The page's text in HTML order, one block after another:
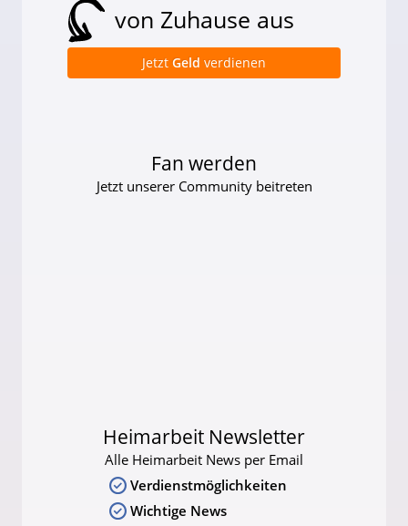
von Zuhause aus
Jetzt Geld verdienen
Fan werden
Jetzt unserer Community beitreten
Heimarbeit Newsletter
Alle Heimarbeit News per Email
Verdienstmöglichkeiten
Wichtige News